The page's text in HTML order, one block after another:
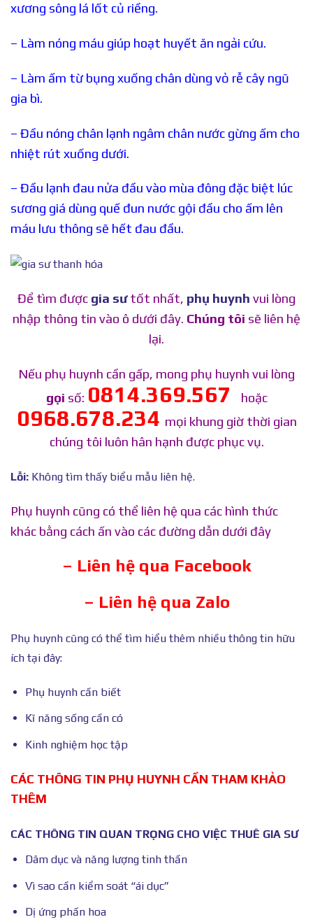
xương sông lá lốt củ riềng.
– Làm nóng máu giúp hoạt huyết ăn ngải cứu.
– Làm ấm từ bụng xuống chân dùng vỏ rễ cây ngũ
gia bì.
– Đầu nóng chân lạnh ngâm chân nước gừng ấm cho
nhiệt rút xuống dưới.
– Đầu lạnh đau nửa đầu vào mùa đông đặc biệt lúc
sương giá dùng quế đun nước gội đầu cho ấm lên
máu lưu thông sẽ hết đau đầu.
Để tìm được gia sưtốt nhất, phụ huynh vui lòng
nhập thông tin vào ô dưới đây. Chúng tôi sẽ liên hệ
lại.
Nếu phụ huynh cần gấp, mong phụ huynh vui lòng
gọi số: 0814.369.567 hoặc
0968.678.234 mọi khung giờ thời gian
chúng tôi luôn hân hạnh được phục vụ.
Lỗi: Không tìm thấy biểu mẫu liên hệ.
Phụ huynh cũng có thể liên hệ qua các hình thức
khác bằng cách ấn vào các đường dẫn dưới đây
– Liên hệ qua Facebook
– Liên hệ qua Zalo
Phụ huynh cũng có thể tìm hiểu thêm nhiều thông tin hữu
ích tại đây:
Phụ huynh cần biết
Kĩ năng sống cần có
Kinh nghiệm học tập
CÁC THÔNG TIN PHỤ HUYNH CẦN THAM KHẢO
THÊM
CÁC THÔNG TIN QUAN TRỌNG CHO VIỆC THUÊ GIA SƯ
Dâm dục và năng lượng tinh thần
Vì sao cần kiểm soát “ái dục”
Dị ứng phấn hoa